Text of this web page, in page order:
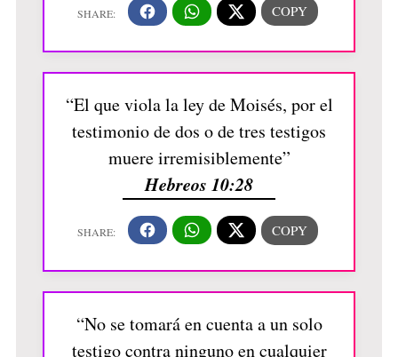
“El que viola la ley de Moisés, por el
testimonio de dos o de tres testigos
muere irremisiblemente”
Hebreos 10:28
“No se tomará en cuenta a un solo
testigo contra ninguno en cualquier